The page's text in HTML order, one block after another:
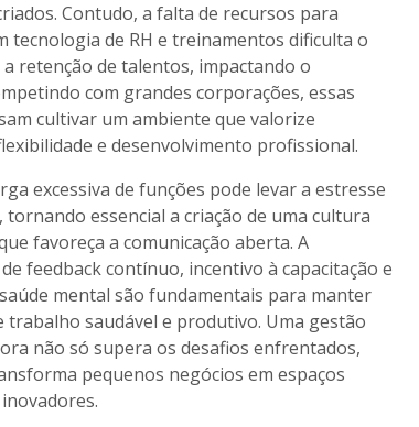
Contudo, a falta de recursos para
tecnologia de RH e treinamentos dificulta o
retenção de talentos, impactando o
com grandes corporações, essas
cultivar um ambiente que valorize
e desenvolvimento profissional.
excessiva de funções pode levar a estresse
tornando essencial a criação de uma cultura
favoreça a comunicação aberta. A
feedback contínuo, incentivo à capacitação e
mental são fundamentais para manter
trabalho saudável e produtivo. Uma gestão
não só supera os desafios enfrentados,
pequenos negócios em espaços